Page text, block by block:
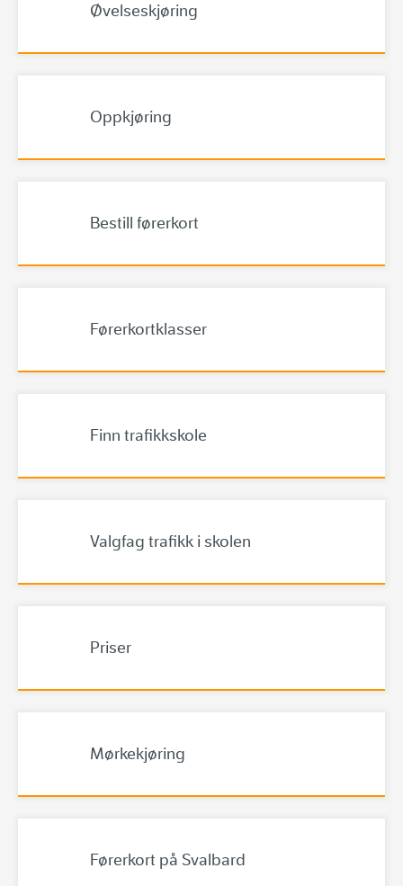
Øvelseskjøring
Oppkjøring
Bestill førerkort
Førerkortklasser
Finn trafikkskole
Valgfag trafikk i skolen
Priser
Mørkekjøring
Førerkort på Svalbard